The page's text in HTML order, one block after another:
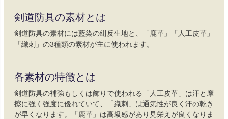
剣道防具の素材とは
剣道防具の素材には藍染の紺反生地と、「鹿革」「人工皮革」
「織刺」の3種類の素材が主に使われます。
各素材の特徴とは
剣道防具の補強もしくは飾りで使われる「人工皮革」は汗と摩
擦に強く強度に優れていて、「織刺」は通気性が良く汗の乾き
が早くなります。「鹿革」は高級感があり見栄えが良くなりま